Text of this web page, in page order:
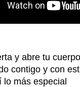
y abre tu cuerpo
contigo y con
lo más especial